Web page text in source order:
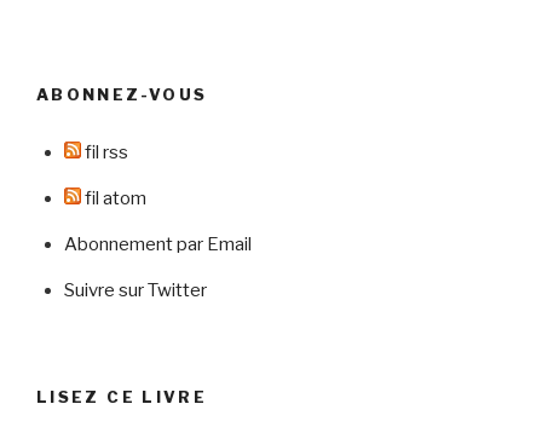
page,
ABONNEZ-VOUS
fil rss
fil atom
Abonnement par Email
Suivre sur Twitter
LISEZ CE LIVRE